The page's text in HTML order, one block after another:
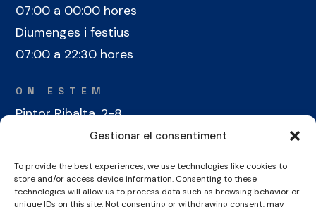
Gestionar el consentiment
To provide the best experiences, we use technologies like cookies to
store and/or access device information. Consenting to these
technologies will allow us to process data such as browsing behavior or
unique IDs on this site. Not consenting or withdrawing consent, may
07:00 a 00:00 hores
Diumenges i festius
07:00 a 22:30 hores
ON ESTEM
Pintor Ribalta, 2-8
08028 Barcelona
CONTACTE
+34 934 486 350